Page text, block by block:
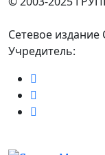
Сетевое издание
Учредитель: